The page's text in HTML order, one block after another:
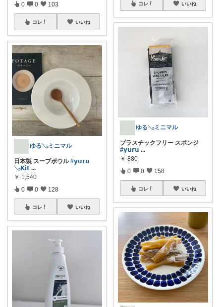
0 0 103
コレ いいね
ゆる𓂅ミニマル
日本製 スープボウル#𝘆𝘂𝗿𝘂
𓂅𝗞𝗶𝘁 ...
￥ 1,540
0 0 128
コレ いいね
コレ いいね
ゆる𓂅ミニマル
プラスチックフリー スポンジ
#𝘆𝘂𝗿𝘂 ...
￥ 880
0 0 158
コレ いいね